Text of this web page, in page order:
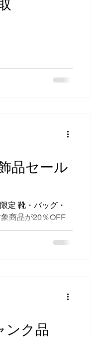
品セール
定 靴・バッグ・
商品が20％OFF
不可 また、スー
アスは対象外です
ンク品